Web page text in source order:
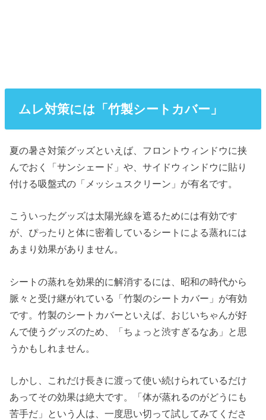
ムレ対策には「竹製シートカバー」
夏の暑さ対策グッズといえば、フロントウィンドウに挟
んでおく「サンシェード」や、サイドウィンドウに貼り
付ける吸盤式の「メッシュスクリーン」が有名です。
こういったグッズは太陽光線を遮るためには有効です
が、ぴったりと体に密着しているシートによる蒸れには
あまり効果がありません。
シートの蒸れを効果的に解消するには、昭和の時代から
脈々と受け継がれている「竹製のシートカバー」が有効
です。竹製のシートカバーといえば、おじいちゃんが好
んで使うグッズのため、「ちょっと渋すぎるなあ」と思
うかもしれません。
しかし、これだけ長きに渡って使い続けられているだけ
あってその効果は絶大です。「体が蒸れるのがどうにも
苦手だ」という人は、一度思い切って試してみてくださ